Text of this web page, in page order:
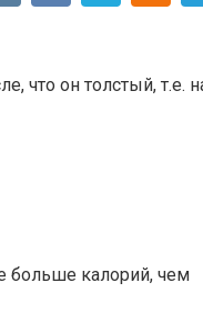
что он толстый, т.е.
больше калорий, чем